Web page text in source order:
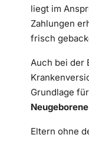
liegt im
Zahlungen
frisch
Auch bei der
Grundlage
Eltern ohne